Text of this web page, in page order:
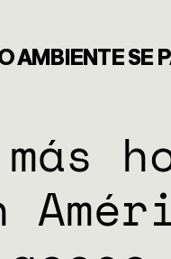
AMBIENTE SE